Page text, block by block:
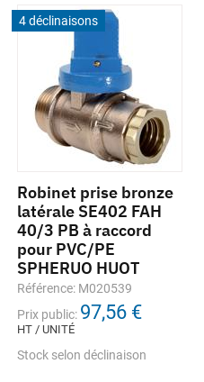
4 déclinaisons
Robinet prise bronze
latérale SE402 FAH
40/3 PB à raccord
pour PVC/PE
SPHERUO HUOT
Référence: M020539
Prix public: 97,56 €
HT / UNITÉ
Stock selon déclinaison